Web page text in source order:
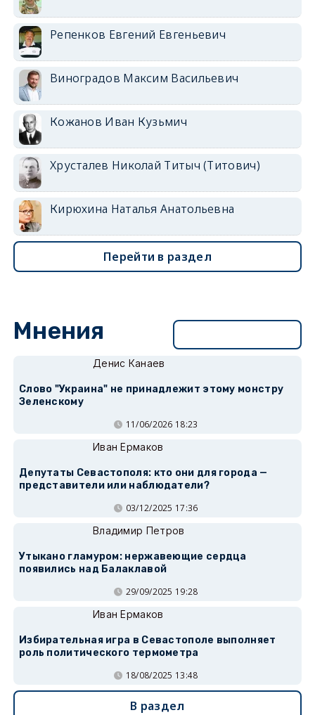
Репенков Евгений Евгеньевич
Виноградов Максим Васильевич
Кожанов Иван Кузьмич
Хрусталев Николай Титыч (Титович)
Кирюхина Наталья Анатольевна
Перейти в раздел
Мнения
Денис Канаев
Слово "Украина" не принадлежит этому монстру
Зеленскому
11/06/2026 18:23
Иван Ермаков
Депутаты Севастополя: кто они для города —
представители или наблюдатели?
03/12/2025 17:36
Владимир Петров
Утыкано гламуром: нержавеющие сердца
появились над Балаклавой
29/09/2025 19:28
Иван Ермаков
Избирательная игра в Севастополе выполняет
роль политического термометра
18/08/2025 13:48
В раздел